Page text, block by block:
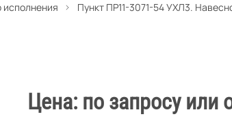
исполнения Пункт ПР11-3071-54 УХЛ3.
Цена: по запросу или